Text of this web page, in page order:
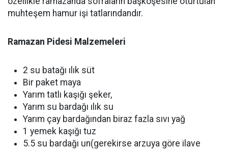
muhteşem hamur işi tatlarındandır.
Ramazan Pidesi Malzemeleri
2 su batağı ılık süt
Bir paket maya
Yarım tatlı kaşığı şeker,
Yarım su bardağı ılık su
Yarım çay bardağından biraz fazla sıvı yağ
1 yemek kaşığı tuz
5.5 su bardağı un(gerekirse arzuya göre ilave